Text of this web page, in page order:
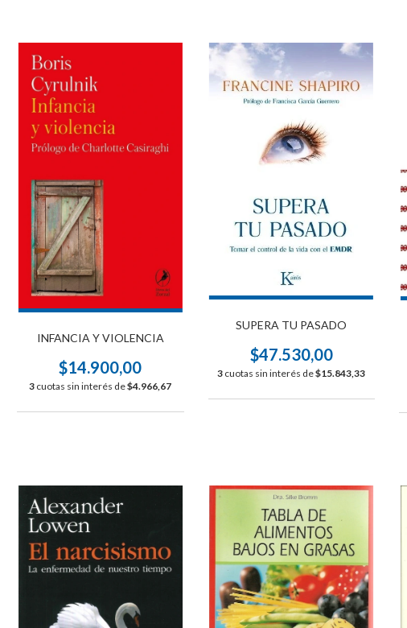
INFANCIA Y VIOLENCIA
$14.900,00
3 cuotas sin interés de$4.966,67
SUPERA TU PASADO
$47.530,00
3 cuotas sin interés de$15.843,33